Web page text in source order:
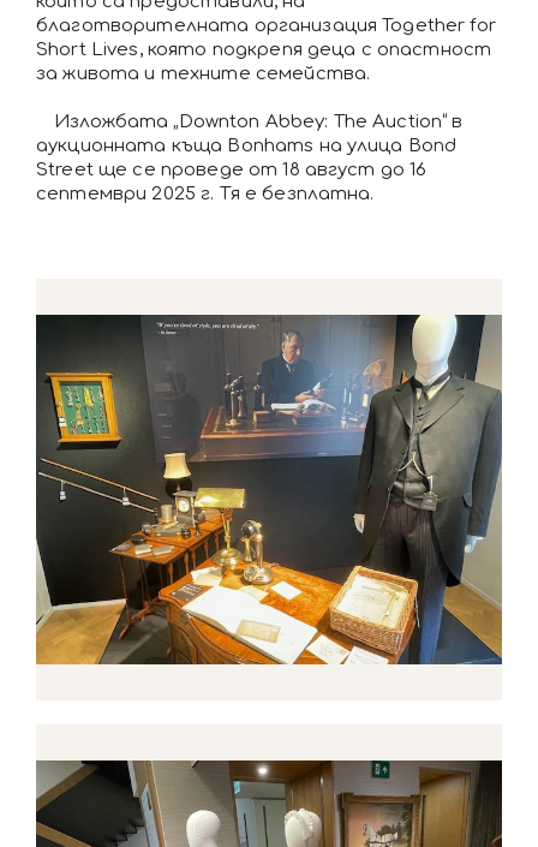
благотворителната организация Together for
Short Lives, която подкрепя деца с опастност
за живота и техните семейства.
Изложбата „Downton Abbey: The Auction“ в
аукционната къща Bonhams на улица Bond
Street ще се проведе от 18 август до 16
септември 2025 г. Тя е безплатна.